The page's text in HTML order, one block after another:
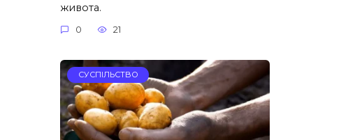
живота.
0 21
СУСПІЛЬСТВО